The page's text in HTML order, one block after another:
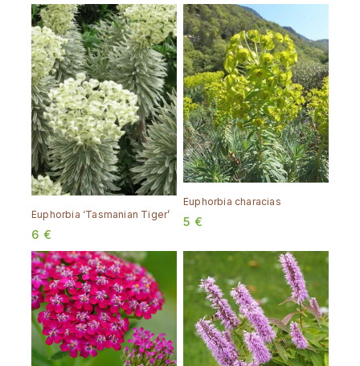
Euphorbia ‘Tasmanian Tiger’
6 €
Euphorbia characias
5 €